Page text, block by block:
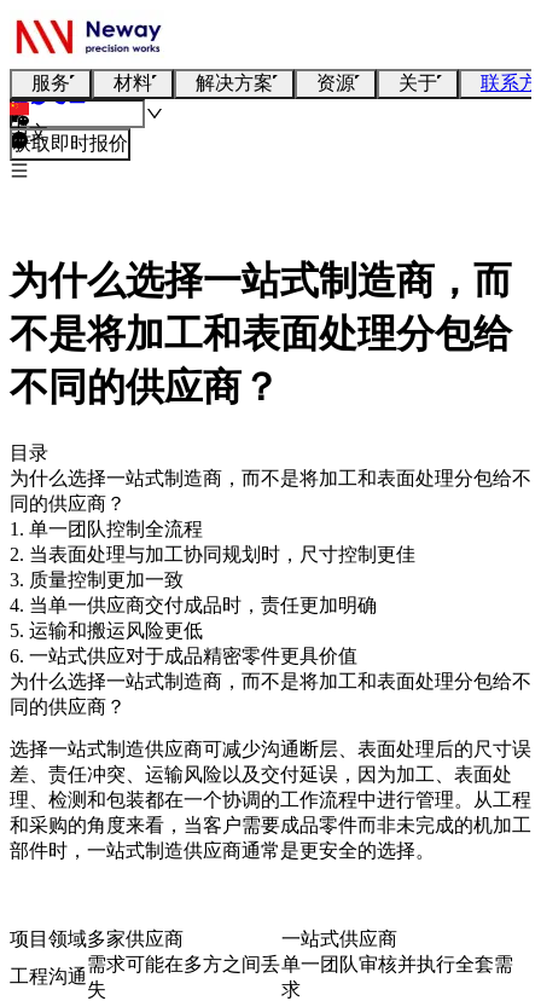
服务 材料 解决方案 资源 关于 联系
中文
获取即时报价
为什么选择一站式制造商，而
不是将加工和表面处理分包给
不同的供应商？
目录
为什么选择一站式制造商，而不是将加工和表面处理分包给不
同的供应商？
1. 单一团队控制全流程
2. 当表面处理与加工协同规划时，尺寸控制更佳
3. 质量控制更加一致
4. 当单一供应商交付成品时，责任更加明确
5. 运输和搬运风险更低
6. 一站式供应对于成品精密零件更具价值
为什么选择一站式制造商，而不是将加工和表面处理分包给不
同的供应商？
选择一站式制造供应商可减少沟通断层、表面处理后的尺寸误
差、责任冲突、运输风险以及交付延误，因为加工、表面处
理、检测和包装都在一个协调的工作流程中进行管理。从工程
和采购的角度来看，当客户需要成品零件而非未完成的机加工
部件时， 一站式制造供应商通常是更安全的选择。
项目领域多家供应商
一站式供应商
工程沟通
需求可能在多方之间丢
失
单一团队审核并执行全套需
求